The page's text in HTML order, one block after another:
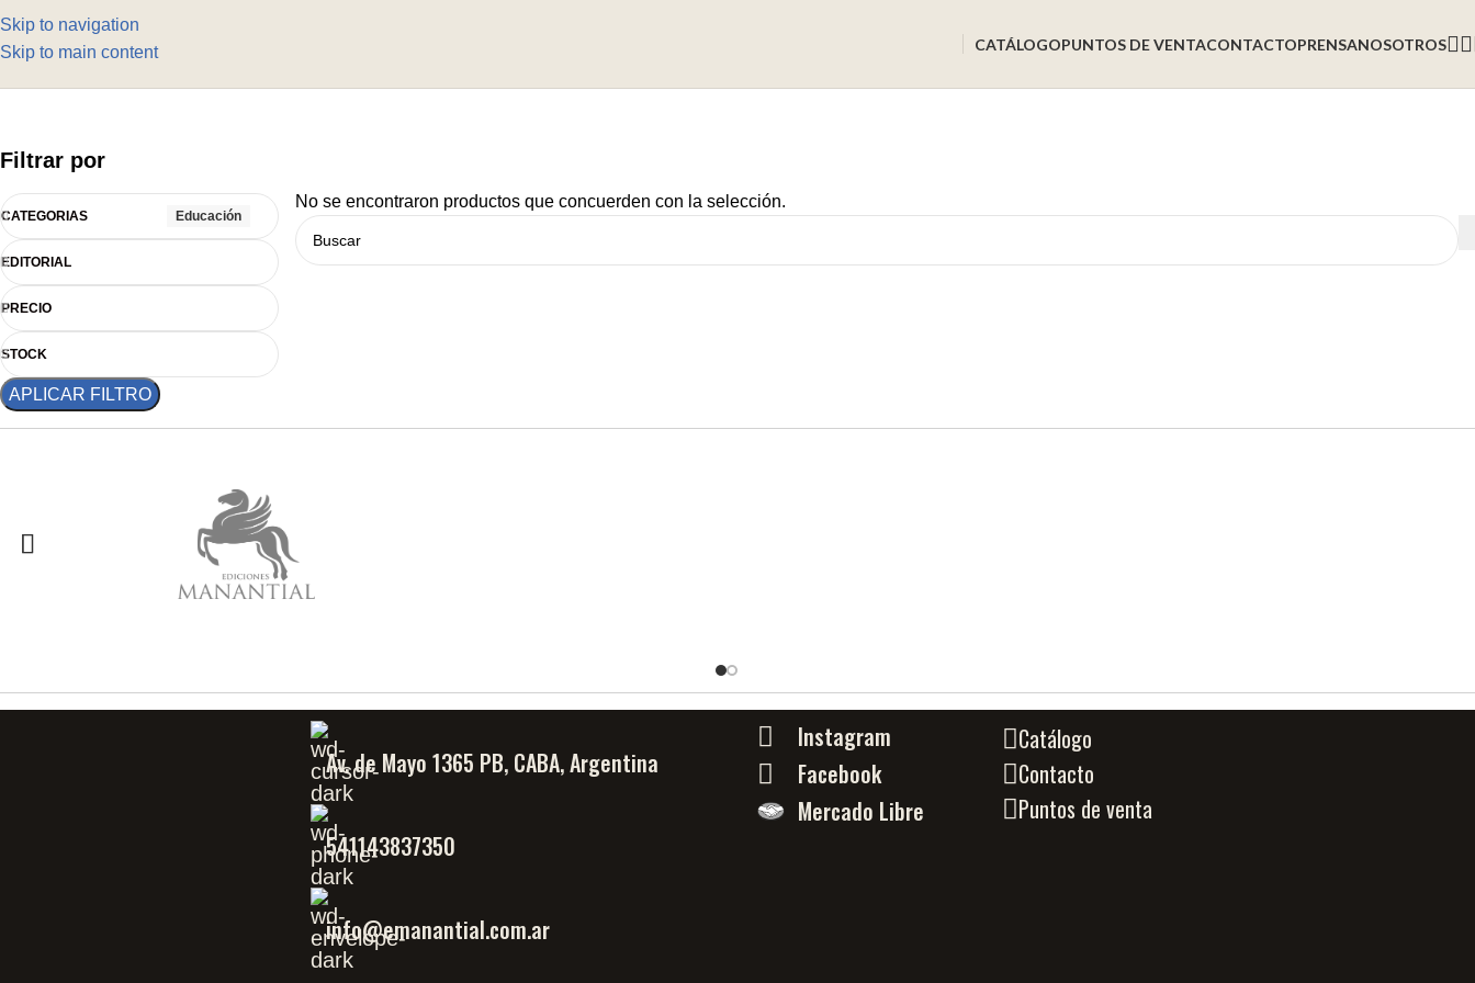
Skip to navigation
Skip to main content
CATÁLOGOPUNTOS DE VENTACONTACTOPRENSANOSOTROS
Filtrar por
CATEGORIAS Educación
EDITORIAL
PRECIO
STOCK
APLICAR FILTRO
No se encontraron productos que concuerden con la selección.
Av. de Mayo 1365 PB, CABA, Argentina
541143837350
info@emanantial.com.ar
Instagram
Facebook
Mercado Libre
Catálogo
Contacto
Puntos de venta